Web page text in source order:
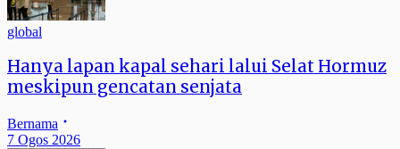
global
Hanya lapan kapal sehari lalui Selat Hormuz
meskipun gencatan senjata
Bernama
7 Ogos 2026